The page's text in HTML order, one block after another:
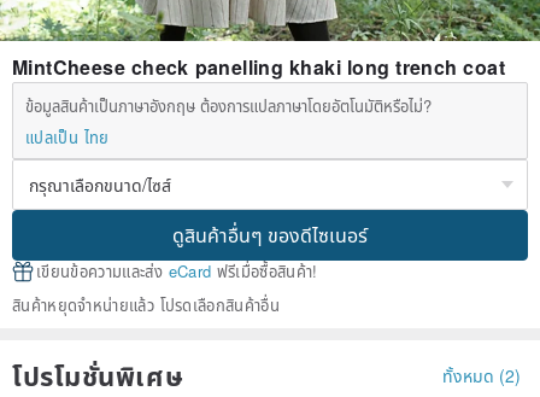
MintCheese check panelling khaki long trench coat
ข้อมูลสินค้าเป็นภาษาอังกฤษ ต้องการแปลภาษาโดยอัตโนมัติหรือไม่?
แปลเป็น ไทย
ดูสินค้าอื่นๆ ของดีไซเนอร์
เขียนข้อความและส่ง eCard ฟรีเมื่อซื้อสินค้า!
สินค้าหยุดจำหน่ายแล้ว โปรดเลือกสินค้าอื่น
โปรโมชั่นพิเศษ ทั้งหมด (2)